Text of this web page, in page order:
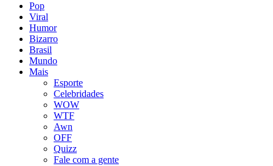
Pop
Viral
Humor
Bizarro
Brasil
Mundo
Mais
Esporte
Celebridades
WOW
WTF
Awn
OFF
Quizz
Fale com a gente